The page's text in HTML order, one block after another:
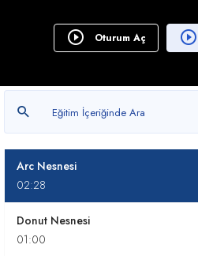
Oturum Aç
Circle Nesnesi
Ellipse Nesnesi
01:06
Arc Nesnesi
02:28
Donut Nesnesi
01:00